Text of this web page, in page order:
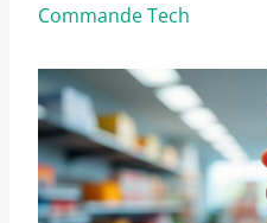
Commande Tech